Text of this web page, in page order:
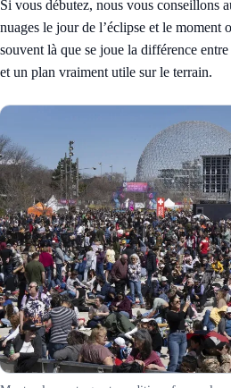
Si vous débutez, nous vous conseillons
nuages le jour de l’éclipse et le moment
souvent là que se joue la différence
et un plan vraiment utile sur le terrain.